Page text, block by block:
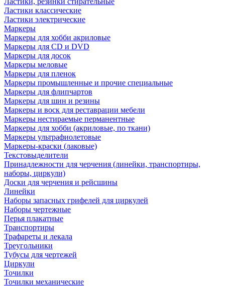
Ластики классические
Ластики электрические
Маркеры
Маркеры для хобби акриловые
Маркеры для CD и DVD
Маркеры для досок
Маркеры меловые
Маркеры для пленок
Маркеры промышленные и прочие специальные
Маркеры для флипчартов
Маркеры для шин и резины
Маркеры и воск для реставрации мебели
Маркеры нестираемые перманентные
Маркеры для хобби (акриловые, по ткани)
Маркеры ультрафиолетовые
Маркеры-краски (лаковые)
Текстовыделители
Принадлежности для черчения (линейки, транспортиры,
наборы, циркули)
Доски для черчения и рейсшины
Линейки
Наборы запасных грифелей для циркулей
Наборы чертежные
Перья плакатные
Транспортиры
Трафареты и лекала
Треугольники
Тубусы для чертежей
Циркули
Точилки
Точилки механические